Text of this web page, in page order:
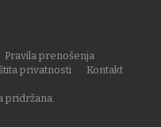
pridržana.
Pravila prenošenja
privatnosti
Kontakt